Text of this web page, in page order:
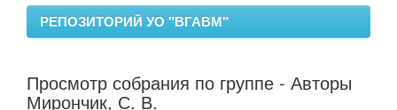
РЕПОЗИТОРИЙ УО "ВГАВМ"
Просмотр собрания по группе - Авторы
Мирончик, С. В.